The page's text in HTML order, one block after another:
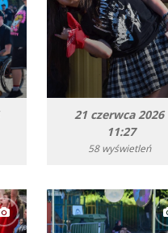
21 czerwca 2026
11:27
58 wyświetleń